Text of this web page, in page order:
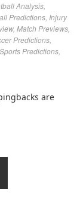
Analysis
Predictions Injury
, Match Previews
Predictions
Sports Predictions
are